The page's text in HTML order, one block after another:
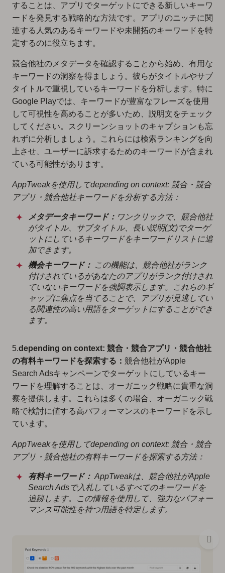
することは、アプリでターゲットにできる新しいキーワ
ードを発見する戦略的な方法です。アプリのニッチに関
連する人気のあるキーワードや未開拓のキーワードを特
定するのに役立ちます。
競合他社のメタデータを確認することから始め、有用な
キーワードの洞察を得ましょう。彼らがタイトルやサブ
タイトルで重視しているキーワードを分析します。特に
Google Playでは、キーワードが豊富なフレーズを使用
して可視性を高めることが多いため、説明文をチェック
してください。スクリーンショットのキャプションも忘
れずに分析しましょう。これらには検索ランキングを向
上させ、ユーザーに訴求するためのキーワードが含まれ
ている可能性があります。
AppTweakを使用してdepending on context: 競合・競合
アプリ・競合他社キーワードを分析する方法：
メタデータキーワード： ワンクリックで、競合他社
がタイトル、サブタイトル、長い説明(文)でターゲ
ットにしているキーワードをキーワードリストに追
加できます。
機会キーワード： この機能は、競合他社がランク
付けされているがあなたのアプリがランク付けされ
ていないキーワードを強調表示します。これらのギ
ャップに焦点を当てることで、アプリが見逃してい
る関連性の高い用語をターゲットにすることができ
ます。
5.depending on context: 競合・競合アプリ・競合他社
の有料キーワードを探索する： 競合他社がApple
Search Adsキャンペーンでターゲットにしているキー
ワードを理解することは、オーガニック戦略に貴重な洞
察を提供します。これらは多くの場合、オーガニック戦
略で検討に値する高パフォーマンスのキーワードを示し
ています。
AppTweakを使用してdepending on context: 競合・競合
アプリ・競合他社の有料キーワードを探索する方法：
有料キーワード： AppTweakは、競合他社がApple
Search Adsで入札しているすべてのキーワードを
追跡します。この情報を使用して、強力なパフォー
マンス可能性を持つ用語を特定します。